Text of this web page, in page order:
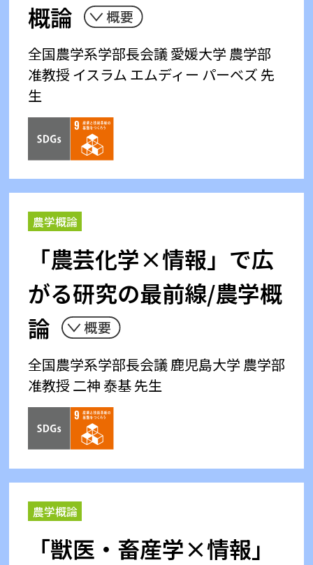
概論
全国農学系学部長会議愛媛大学 農学部
准教授 イスラム エムディー パーベズ 先
生
農学概論
「農芸化学×情報」で広
がる研究の最前線/農学概
論
全国農学系学部長会議鹿児島大学 農学部
准教授 二神 泰基 先生
農学概論
「獣医・畜産学×情報」